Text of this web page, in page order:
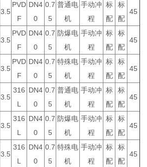
3.5
PVD
F
DN4
0
0.7
5
普通电
机
手动冲
程
标
配
标
配
45
3.5
PVD
F
DN4
0
0.7
5
防爆电
机
手动冲
程
标
配
标
配
45
3.5
PVD
F
DN4
0
0.7
5
特殊电
机
手动冲
程
标
配
标
配
45
3.5
316
L
DN4
0
0.7
5
普通电
机
手动冲
程
标
配
标
配
45
3.5
316
L
DN4
0
0.7
5
防爆电
机
手动冲
程
标
配
标
配
45
3.5
316
L
DN4
0
0.7
5
特殊电
机
手动冲
程
标
配
标
配
45